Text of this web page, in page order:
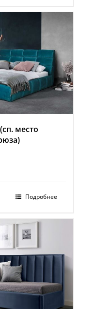
место
Подробнее